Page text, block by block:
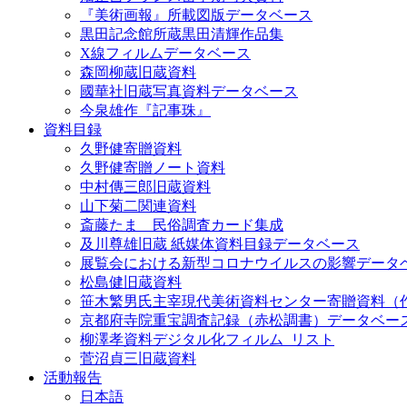
『美術画報』所載図版データベース
黒田記念館所蔵黒田清輝作品集
X線フィルムデータベース
森岡柳蔵旧蔵資料
國華社旧蔵写真資料データベース
今泉雄作『記事珠』
資料目録
久野健寄贈資料
久野健寄贈ノート資料
中村傳三郎旧蔵資料
山下菊二関連資料
斎藤たま 民俗調査カード集成
及川尊雄旧蔵 紙媒体資料目録データベース
展覧会における新型コロナウイルスの影響データ
松島健旧蔵資料
笹木繁男氏主宰現代美術資料センター寄贈資料（
京都府寺院重宝調査記録（赤松調書）データベー
柳澤孝資料デジタル化フィルム_リスト
菅沼貞三旧蔵資料
活動報告
日本語